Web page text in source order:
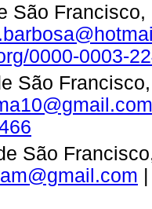
São
0000-0003-
São
São